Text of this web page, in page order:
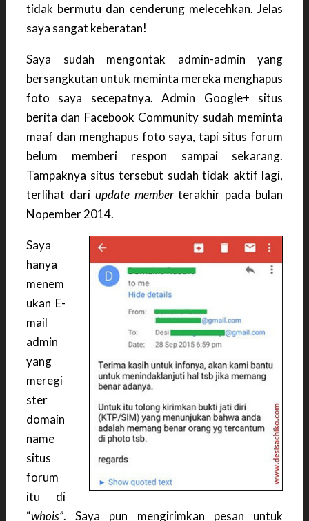
tidak bermutu dan cenderung melecehkan. Jelas
saya sangat keberatan!
Saya sudah mengontak admin-admin yang
bersangkutan untuk meminta mereka menghapus
foto saya secepatnya. Admin Google+ situs
berita dan Facebook Community sudah meminta
maaf dan menghapus foto saya, tapi situs forum
belum memberi respon sampai sekarang.
Tampaknya situs tersebut sudah tidak aktif lagi,
terlihat dari update memberterakhir pada bulan
Nopember 2014.
Saya
hanya
menem
ukan E-
mail
admin
yang
meregi
ster
domain
name
situs
forum
itu di
“whois”. Saya pun mengirimkan pesan untuk